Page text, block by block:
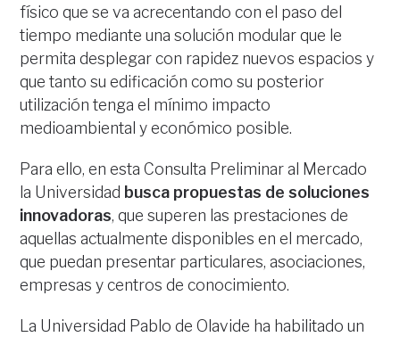
físico que se va acrecentando con el paso del
tiempo mediante una solución modular que le
permita desplegar con rapidez nuevos espacios y
que tanto su edificación como su posterior
utilización tenga el mínimo impacto
medioambiental y económico posible.
Para ello, en esta Consulta Preliminar al Mercado
la Universidad busca propuestas de soluciones
innovadoras, que superen las prestaciones de
aquellas actualmente disponibles en el mercado,
que puedan presentar particulares, asociaciones,
empresas y centros de conocimiento.
La Universidad Pablo de Olavide ha habilitado un